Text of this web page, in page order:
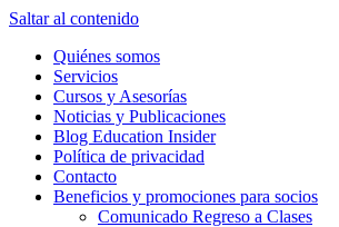
Saltar al contenido
Quiénes somos
Servicios
Cursos y Asesorías
Noticias y Publicaciones
Blog Education Insider
Política de privacidad
Contacto
Beneficios y promociones para socios
Comunicado Regreso a Clases